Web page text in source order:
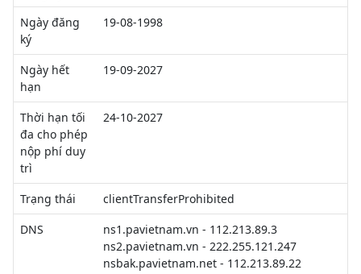
Ngày đăng
ký
19-08-1998
Ngày hết
hạn
19-09-2027
Thời hạn tối
đa cho phép
nộp phí duy
trì
24-10-2027
Trạng thái
clientTransferProhibited
DNS
ns1.pavietnam.vn - 112.213.89.3
ns2.pavietnam.vn - 222.255.121.247
nsbak.pavietnam.net - 112.213.89.22